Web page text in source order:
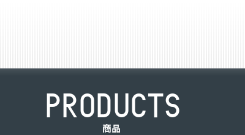
PRODUCTS
商品